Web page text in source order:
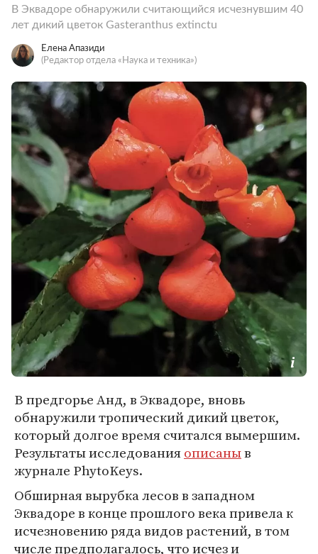
В Эквадоре обнаружили считающийся исчезнувшим 40
лет дикий цветок Gasteranthus extinctu
Елена Апазиди
(Редактор отдела «Наука и техника»)
В предгорье Анд, в Эквадоре, вновь
обнаружили тропический дикий цветок,
который долгое время считался вымершим.
Результаты исследованияописаныв
журнале PhytoKeys.
Обширная вырубка лесов в западном
Эквадоре в конце прошлого века привела к
исчезновению ряда видов растений, в том
числе предполагалось, что исчез и